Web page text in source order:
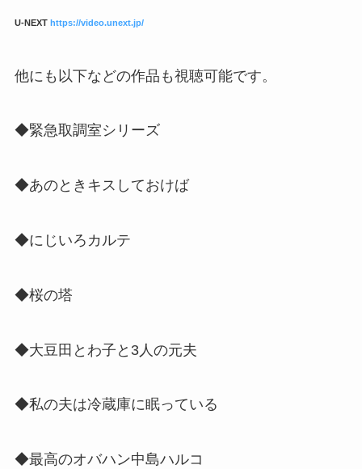
U-NEXT https://video.unext.jp/
他にも以下などの作品も視聴可能です。
◆緊急取調室シリーズ
◆あのときキスしておけば
◆にじいろカルテ
◆桜の塔
◆大豆田とわ子と3人の元夫
◆私の夫は冷蔵庫に眠っている
◆最高のオバハン中島ハルコ